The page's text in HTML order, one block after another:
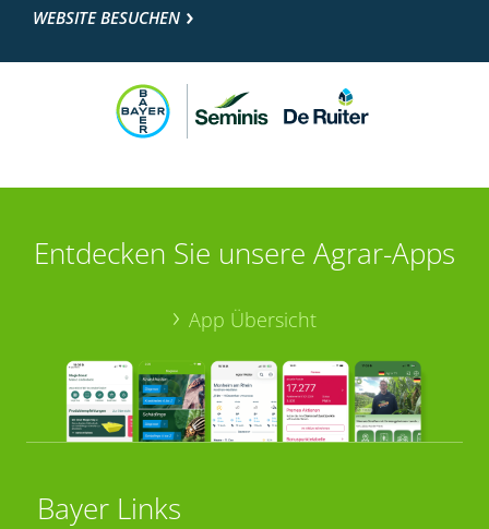
WEBSITE BESUCHEN
Entdecken Sie unsere Agrar-Apps
App Übersicht
Bayer Links